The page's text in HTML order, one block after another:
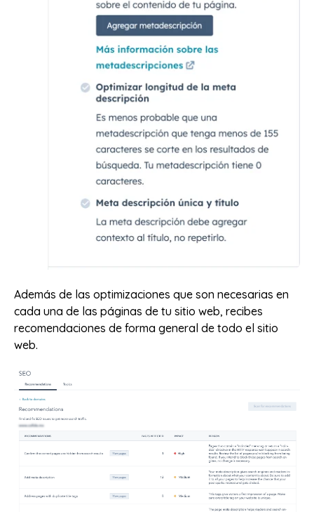
Además de las optimizaciones que son necesarias en
cada una de las páginas de tu sitio web, recibes
recomendaciones de forma general de todo el sitio
web.